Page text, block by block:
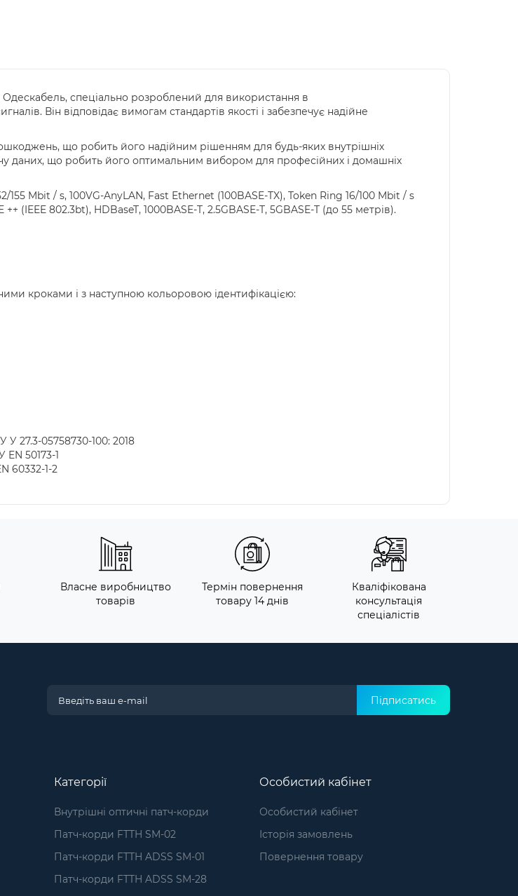
спеціально розроблений для використання в
Він відповідає вимогам стандартів якості і забезпечує надійне
що робить його надійним рішенням для будь-яких внутрішніх
даних, що робить його оптимальним вибором для професійних і домашніх
155 Mbit / s, 100VG-AnyLAN, Fast Ethernet (100BASE-TX), Token Ring 16/100 Mbit / s
(IEEE 802.3bt), HDBaseT, 1000BASE-T, 2.5GBASE-T, 5GBASE-T (до 55 метрів).
кроками і з наступною кольоровою ідентифікацією:
27.3-05758730-100: 2018
50173-1
60332-1-2
Власне виробництво
товарів
Термін повернення
товару 14 днів
Кваліфікована
консультація
спеціалістів
Підписатись
Категорії
Внутрішні оптичні патч-корди
Патч-корди FTTH SM-02
Патч-корди FTTH ADSS SM-01
Патч-корди FTTH ADSS SM-28
Особистий кабінет
Особистий кабінет
Історія замовлень
Повернення товару